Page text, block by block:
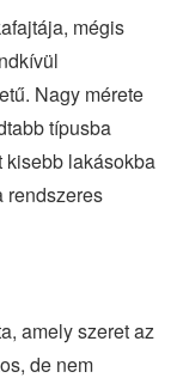
mégis
Nagy mérete
típusba
kisebb lakásokba
rendszeres
amely szeret az
de nem